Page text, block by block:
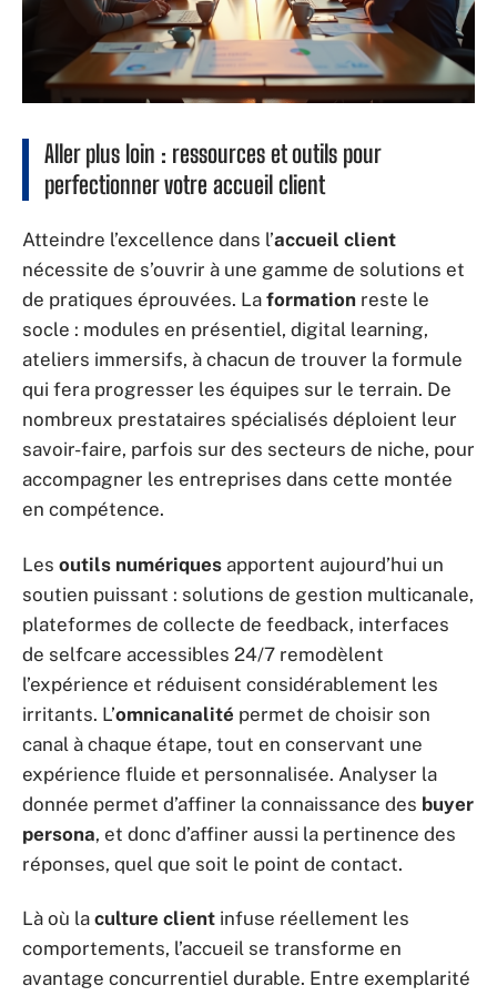
Aller plus loin : ressources et outils pour
perfectionner votre accueil client
Atteindre l’excellence dans l’accueil client
nécessite de s’ouvrir à une gamme de solutions et
de pratiques éprouvées. La formation reste le
socle : modules en présentiel, digital learning,
ateliers immersifs, à chacun de trouver la formule
qui fera progresser les équipes sur le terrain. De
nombreux prestataires spécialisés déploient leur
savoir-faire, parfois sur des secteurs de niche, pour
accompagner les entreprises dans cette montée
en compétence.
Les outils numériques apportent aujourd’hui un
soutien puissant : solutions de gestion multicanale,
plateformes de collecte de feedback, interfaces
de selfcare accessibles 24/7 remodèlent
l’expérience et réduisent considérablement les
irritants. L’omnicanalité permet de choisir son
canal à chaque étape, tout en conservant une
expérience fluide et personnalisée. Analyser la
donnée permet d’affiner la connaissance des buyer
persona, et donc d’affiner aussi la pertinence des
réponses, quel que soit le point de contact.
Là où la culture client infuse réellement les
comportements, l’accueil se transforme en
avantage concurrentiel durable. Entre exemplarité